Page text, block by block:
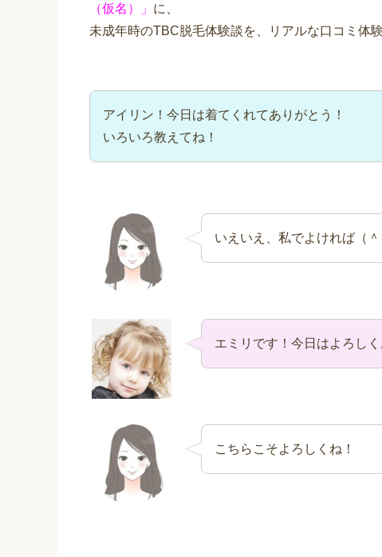
（仮名）」 に、
未成年時のTBC脱毛体験談を、リアルな口コミ体
アイリン！今日は着てくれてありがとう！
いろいろ教えてね！
いえいえ、私でよければ（＾
エミリです！今日はよろしく
こちらこそよろしくね！